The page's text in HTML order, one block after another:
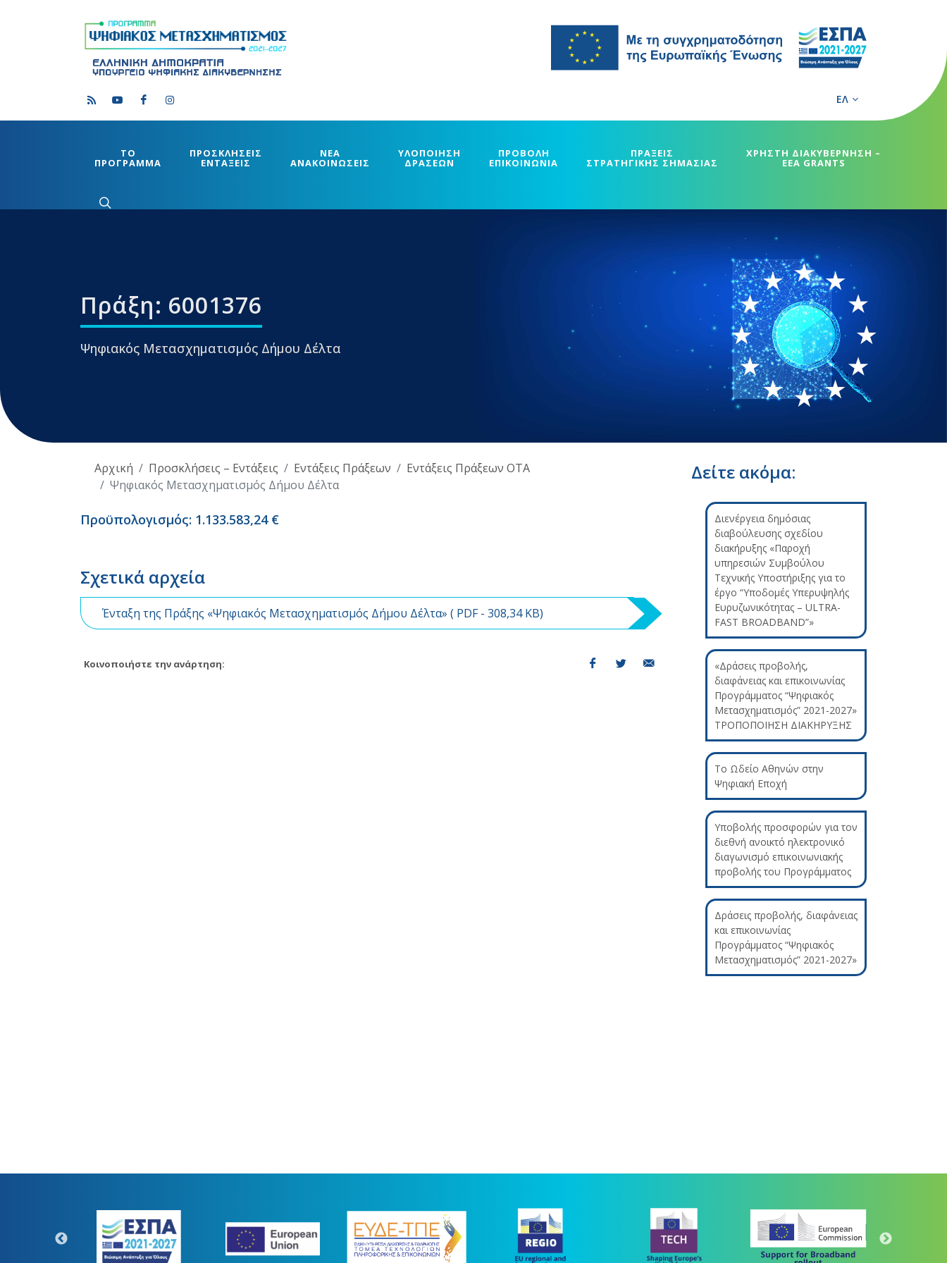
ΕΛ
ΤΟ
ΠΡΟΓΡΑΜΜΑ
ΠΡΟΣΚΛΗΣΕΙΣ
ΕΝΤΑΞΕΙΣ
ΝΕΑ
ΑΝΑΚΟΙΝΩΣΕΙΣ
ΥΛΟΠΟΙΗΣΗ
ΔΡΑΣΕΩΝ
ΠΡΟΒΟΛΗ
ΕΠΙΚΟΙΝΩΝΙΑ
ΠΡΑΞΕΙΣ
ΣΤΡΑΤΗΓΙΚΗΣ ΣΗΜΑΣΙΑΣ
ΧΡΗΣΤΗ ΔΙΑΚΥΒΕΡΝΗΣΗ –
EEA GRANTS
Πράξη: 6001376
Ψηφιακός Μετασχηματισμός Δήμου Δέλτα
Αρχική Προσκλήσεις – Εντάξεις Εντάξεις Πράξεων
Εντάξεις Πράξεων ΟΤΑ
Ψηφιακός Μετασχηματισμός Δήμου Δέλτα
Προϋπολογισμός: 1.133.583,24 €
Σχετικά αρχεία
Ένταξη της Πράξης «Ψηφιακός Μετασχηματισμός Δήμου Δέλτα» ( PDF- 308,34 KB)
Κοινοποιήστε την ανάρτηση:
Δείτε ακόμα:
Διενέργεια δημόσιας
διαβούλευσης σχεδίου
διακήρυξης «Παροχή
υπηρεσιών Συμβούλου
Τεχνικής Υποστήριξης για το
έργο “Υποδομές Υπερυψηλής
Ευρυζωνικότητας – ULTRA-
FAST BROADBAND”»
«Δράσεις προβολής,
διαφάνειας και επικοινωνίας
Προγράμματος “Ψηφιακός
Μετασχηματισμός” 2021-2027»
ΤΡΟΠΟΠΟΙΗΣΗ ΔΙΑΚΗΡΥΞΗΣ
Το Ωδείο Αθηνών στην
Ψηφιακή Εποχή
Υποβολής προσφορών για τον
διεθνή ανοικτό ηλεκτρονικό
διαγωνισμό επικοινωνιακής
προβολής του Προγράμματος
Δράσεις προβολής, διαφάνειας
και επικοινωνίας
Προγράμματος “Ψηφιακός
Μετασχηματισμός” 2021-2027»